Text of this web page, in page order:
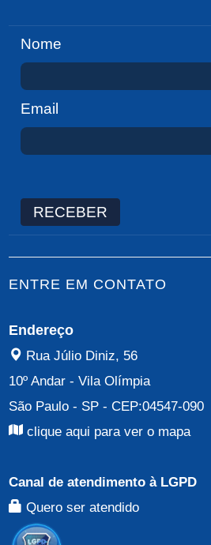
Nome
Email
RECEBER
ENTRE EM CONTATO
Endereço
Rua Júlio Diniz, 56
10º Andar -Vila Olímpia
São Paulo - SP - CEP:04547-090
clique aqui para ver o mapa
Canal de atendimento à LGPD
Quero ser atendido